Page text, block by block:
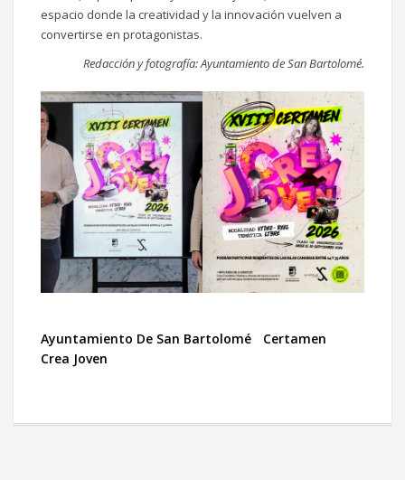
espacio donde la creatividad y la innovación vuelven a
convertirse en protagonistas.
Redacción y fotografía: Ayuntamiento de San Bartolomé.
Ayuntamiento De San Bartolomé
Certamen
Crea Joven